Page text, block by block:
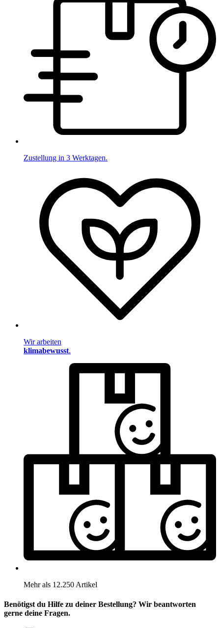
Zustellung in 3 Werktagen.
Wir arbeiten
klimabewusst.
Mehr als 12.250 Artikel
Benötigst du Hilfe zu deiner Bestellung? Wir beantworten
gerne deine Fragen.